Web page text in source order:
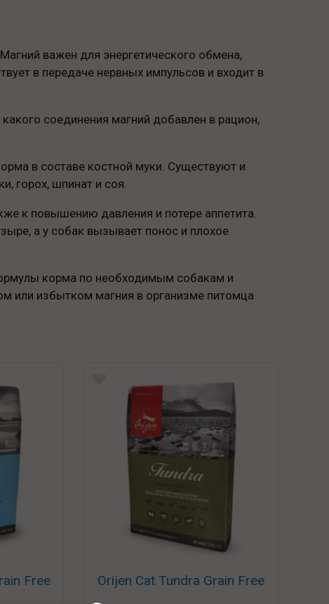
важен для энергетического обмена,
в передаче нервных импульсов и входит в
соединения магний добавлен в рацион,
в составе костной муки. Существуют и
горох, шпинат и соя.
к повышению давления и потере аппетита.
а у собак вызывает понос и плохое
корма по необходимым собакам и
или избытком магния в организме питомца
Free Orijen Cat Tundra Grain Free